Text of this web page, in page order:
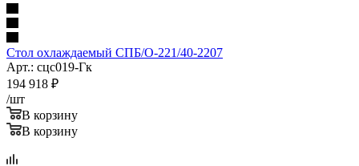
Стол охлаждаемый СПБ/О-221/40-2207
Арт.: сцс019-Гк
194 918 ₽
/шт
В корзину
В корзину